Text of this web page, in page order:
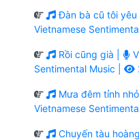
Đàn bà cũ tôi yêu
Vietnamese
Rồi cũng già |
Sentimental Music |
Mưa đêm tỉnh nhỏ
Vietnamese
Chuyến tàu